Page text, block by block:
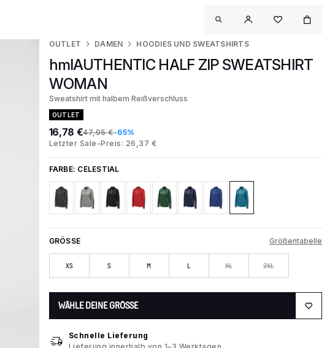
OUTLET DAMEN HOODIES UND SWEATSHIRTS
hmlAUTHENTIC HALF ZIP SWEATSHIRT
WOMAN
Sweatshirt mit halbem Reißverschluss
OUTLET
16,78 €47,95 €-65%
Letzter Sale-Preis: 26,37 €
FARBE: CELESTIAL
GRÖSSE Größentabelle
XS S M L XL 2XL
WÄHLE DEINE GRÖSSE
Schnelle Lieferung